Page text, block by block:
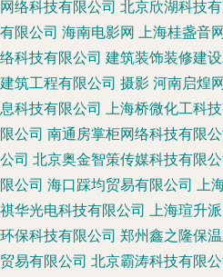
网络科技有限公司 北京欣湖科技
有限公司 海南电影网 上海桂盏音
络科技有限公司 建筑装饰装修建
建筑工程有限公司 摄影 河南启煌
息科技有限公司 上海桥微化工科
限公司 南通房掌柜网络科技有限
公司 北京奥金智策传媒科技有限
限公司 海口踩均贸易有限公司 上
祺华光电科技有限公司 上海瑄升
环保科技有限公司 郑州鑫之隆保
贸易有限公司 北京霸涛科技有限